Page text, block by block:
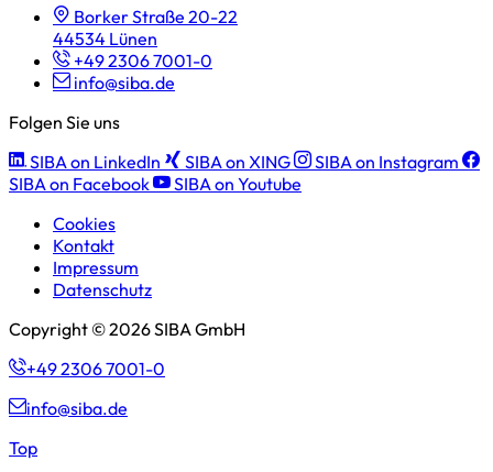
Borker Straße 20-22
44534 Lünen
+49 2306 7001-0
info@siba.de
Folgen Sie uns
SIBA on LinkedIn
SIBA on XING
SIBA on Instagram
SIBA on Facebook
SIBA on Youtube
Cookies
Kontakt
Impressum
Datenschutz
Copyright © 2026 SIBA GmbH
+49 2306 7001-0
info@siba.de
Top